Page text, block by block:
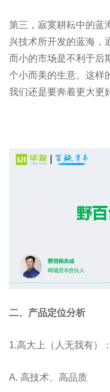
第三，寂寞耕耘中的蓝
兴技术所开发的蓝海，
而小的市场是不利于后
个小而美的生意。这样
我们还是要奔着更大更
二、产品定位分析
1.高大上（人无我有）：
A. ⾼技术、⾼品质